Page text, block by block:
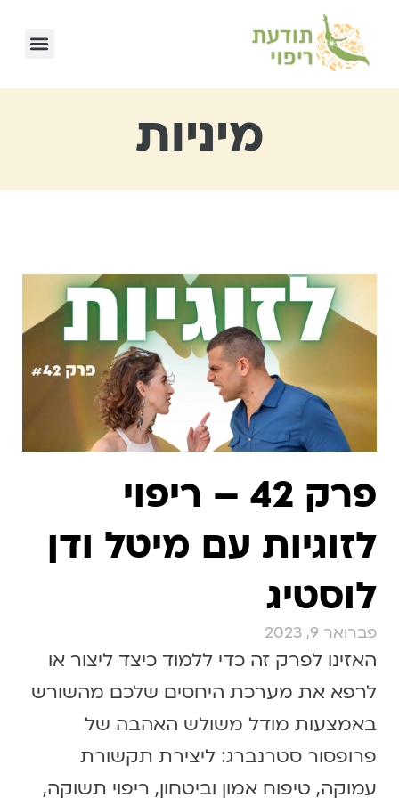
מיניות
פרק 42 – ריפוי
לזוגיות עם מיטל ודן
לוסטיג
פברואר 9, 2023
האזינו לפרק זה כדי ללמוד כיצד ליצור או
לרפא את מערכת היחסים שלכם מהשורש
באמצעות מודל משולש האהבה של
פרופסור סטרנברג: ליצירת תקשורת
עמוקה, טיפוח אמון וביטחון, ריפוי תשוקה,